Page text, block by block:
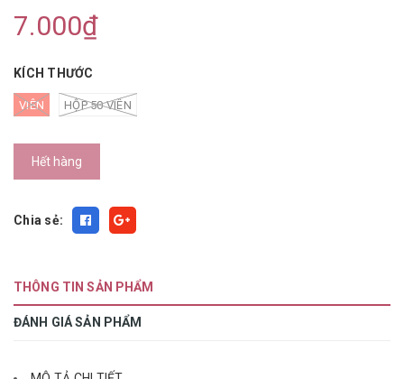
7.000₫
KÍCH THƯỚC
VIÊN HỘP 50 VIÊN
Hết hàng
Chia sẻ:
THÔNG TIN SẢN PHẨM
ĐÁNH GIÁ SẢN PHẨM